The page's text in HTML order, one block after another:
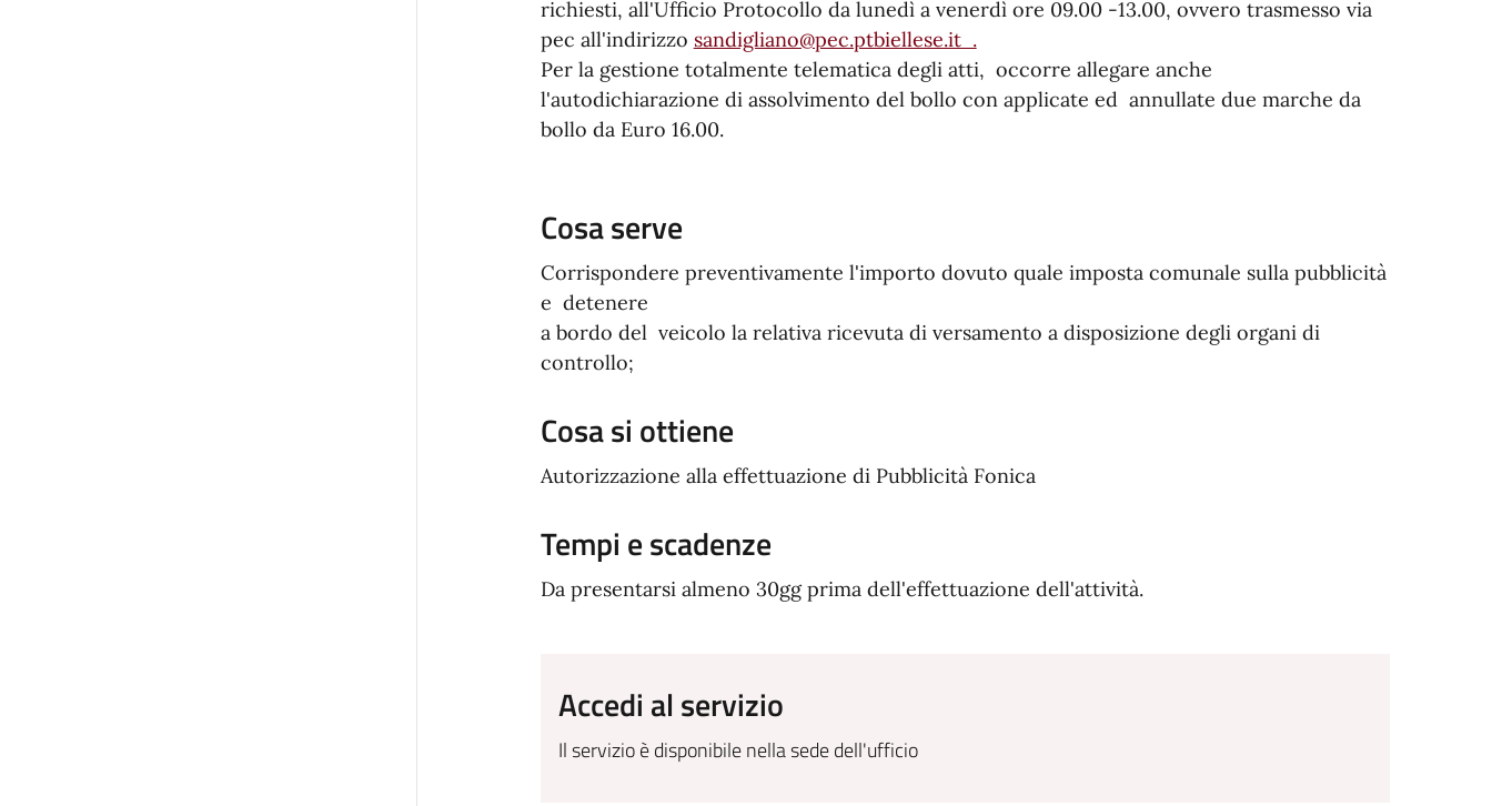
richiesti, all'Ufficio Protocollo da lunedì a venerdì ore 09.00 -13.00, ovvero trasmesso via
pec all'indirizzo sandigliano@pec.ptbiellese.it .
Per la gestione totalmente telematica degli atti, occorre allegare anche
l'autodichiarazione di assolvimento del bollo con applicate ed annullate due marche da
bollo da Euro 16.00.
Cosa serve
Corrispondere preventivamente l'importo dovuto quale imposta comunale sulla pubblicità
e detenere
a bordo del veicolo la relativa ricevuta di versamento a disposizione degli organi di
controllo;
Cosa si ottiene
Autorizzazione alla effettuazione di Pubblicità Fonica
Tempi e scadenze
Da presentarsi almeno 30gg prima dell'effettuazione dell'attività.
Accedi al servizio
Il servizio è disponibile nella sede dell'ufficio